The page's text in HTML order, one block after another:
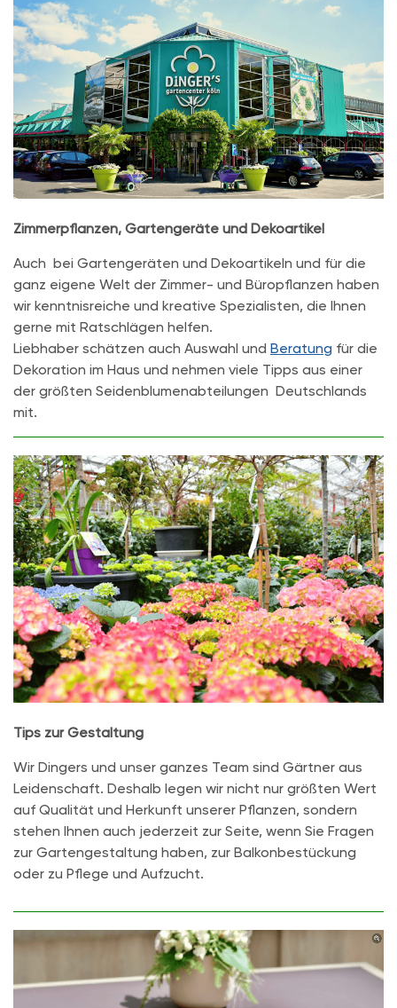
Zimmerpflanzen, Gartengeräte und Dekoartikel
Auch bei Gartengeräten und Dekoartikeln und für die
ganz eigene Welt der Zimmer- und Büropflanzen haben
wir kenntnisreiche und kreative Spezialisten, die Ihnen
gerne mit Ratschlägen helfen.
Liebhaber schätzen auch Auswahl und Beratung für die
Dekoration im Haus und nehmen viele Tipps aus einer
der größten Seidenblumenabteilungen Deutschlands
mit.
Tips zur Gestaltung
Wir Dingers und unser ganzes Team sind Gärtner aus
Leidenschaft. Deshalb legen wir nicht nur größten Wert
auf Qualität und Herkunft unserer Pflanzen, sondern
stehen Ihnen auch jederzeit zur Seite, wenn Sie Fragen
zur Gartengestaltung haben, zur Balkonbestückung
oder zu Pflege und Aufzucht.